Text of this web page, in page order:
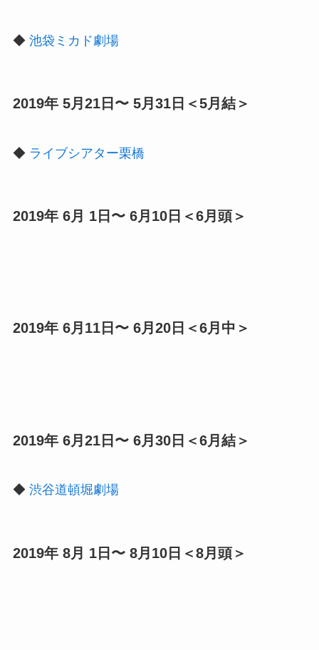
◆ 池袋ミカド劇場
2019年 5月21日〜 5月31日＜5月結＞
◆ ライブシアター栗橋
2019年 6月 1日〜 6月10日＜6月頭＞
2019年 6月11日〜 6月20日＜6月中＞
2019年 6月21日〜 6月30日＜6月結＞
◆ 渋谷道頓堀劇場
2019年 8月 1日〜 8月10日＜8月頭＞